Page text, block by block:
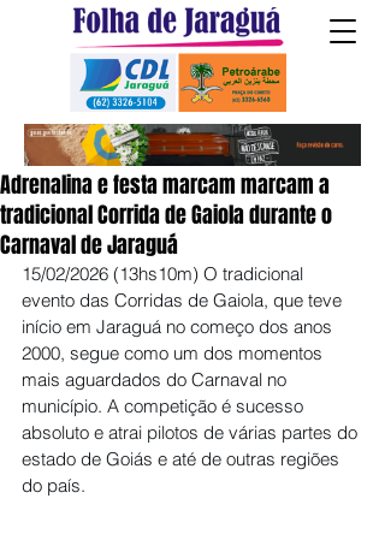
Adrenalina e festa marcam marcam a
tradicional Corrida de Gaiola durante o
Carnaval de Jaraguá
15/02/2026 (13hs10m) O tradicional
evento das Corridas de Gaiola, que teve
início em Jaraguá no começo dos anos
2000, segue como um dos momentos
mais aguardados do Carnaval no
município. A competição é sucesso
absoluto e atrai pilotos de várias partes do
estado de Goiás e até de outras regiões
do país.